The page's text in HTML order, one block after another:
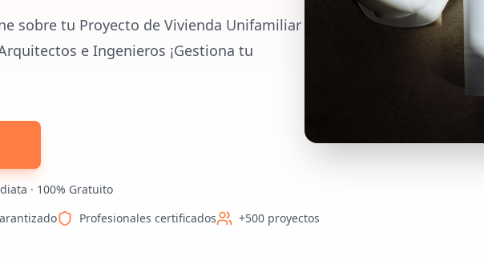
sobre tu Proyecto de Vivienda Unifamiliar
e Ingenieros ¡Gestiona tu
· 100% Gratuito
Profesionales certificados +500 proyectos